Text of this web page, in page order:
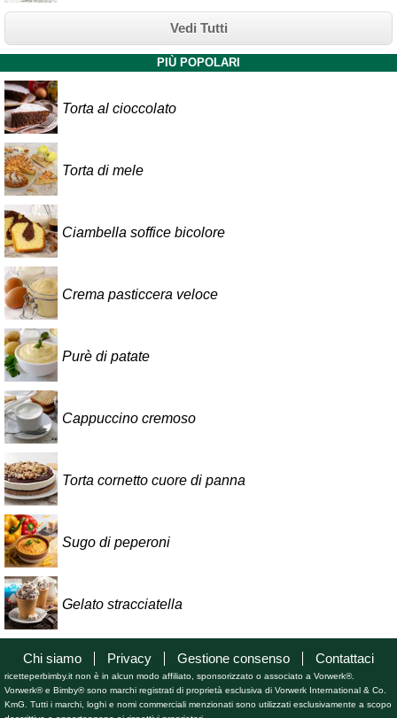
Vedi Tutti
PIÙ POPOLARI
Torta al cioccolato
Torta di mele
Ciambella soffice bicolore
Crema pasticcera veloce
Purè di patate
Cappuccino cremoso
Torta cornetto cuore di panna
Sugo di peperoni
Gelato stracciatella
Chi siamo Privacy Gestione consenso Contattaci
ricetteperbimby.it non è in alcun modo affiliato, sponsorizzato o associato a Vorwerk®.
Vorwerk® e Bimby® sono marchi registrati di proprietà esclusiva di Vorwerk International & Co.
KmG. Tutti i marchi, loghi e nomi commerciali menzionati sono utilizzati esclusivamente a scopo